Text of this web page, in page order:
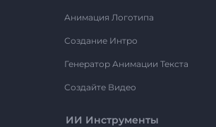
Анимация Логотипа
Создание Интро
Генератор Анимации Текста
Создайте Видео
ИИ Инструменты